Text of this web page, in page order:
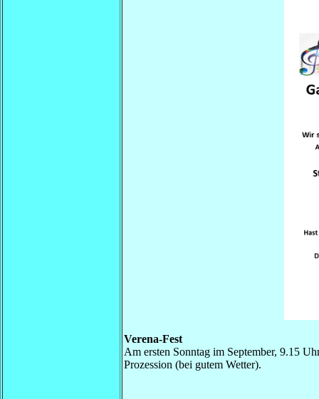
Verena-Fest
Am ersten Sonntag im September, 9.15
Prozession (bei gutem Wetter).